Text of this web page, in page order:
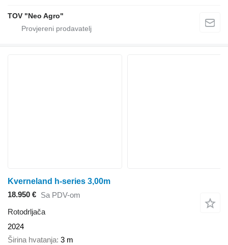
TOV "Neo Agro"
Kverneland h-series 3,00m
18.950 € Sa PDV-om
Rotodrljača
2024
Širina hvatanja 3 m